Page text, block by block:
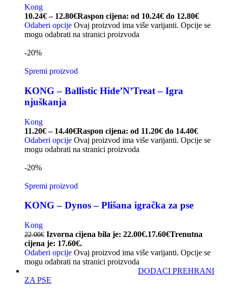
Kong
10.24€ – 12.80€Raspon cijena: od 10.24€ do 12.80€
Odaberi opcije Ovaj proizvod ima više varijanti. Opcije se
mogu odabrati na stranici proizvoda
-20%
Spremi proizvod
KONG – Ballistic Hide’N’Treat – Igra
njuškanja
Kong
11.20€ – 14.40€Raspon cijena: od 11.20€ do 14.40€
Odaberi opcije Ovaj proizvod ima više varijanti. Opcije se
mogu odabrati na stranici proizvoda
-20%
Spremi proizvod
KONG – Dynos – Plišana igračka za pse
Kong
22.00€ Izvorna cijena bila je: 22.00€.17.60€Trenutna
cijena je: 17.60€.
Odaberi opcije Ovaj proizvod ima više varijanti. Opcije se
mogu odabrati na stranici proizvoda
DODACI PREHRANI
ZA PSE